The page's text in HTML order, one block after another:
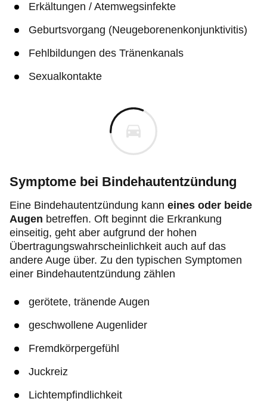
Erkältungen / Atemwegsinfekte
Geburtsvorgang (Neugeborenenkonjunktivitis)
Fehlbildungen des Tränenkanals
Sexualkontakte
Symptome bei Bindehautentzündung
Eine Bindehautentzündung kann eines oder beide
Augen betreffen. Oft beginnt die Erkrankung
einseitig, geht aber aufgrund der hohen
Übertragungswahrscheinlichkeit auch auf das
andere Auge über. Zu den typischen Symptomen
einer Bindehautentzündung zählen
gerötete, tränende Augen
geschwollene Augenlider
Fremdkörpergefühl
Juckreiz
Lichtempfindlichkeit